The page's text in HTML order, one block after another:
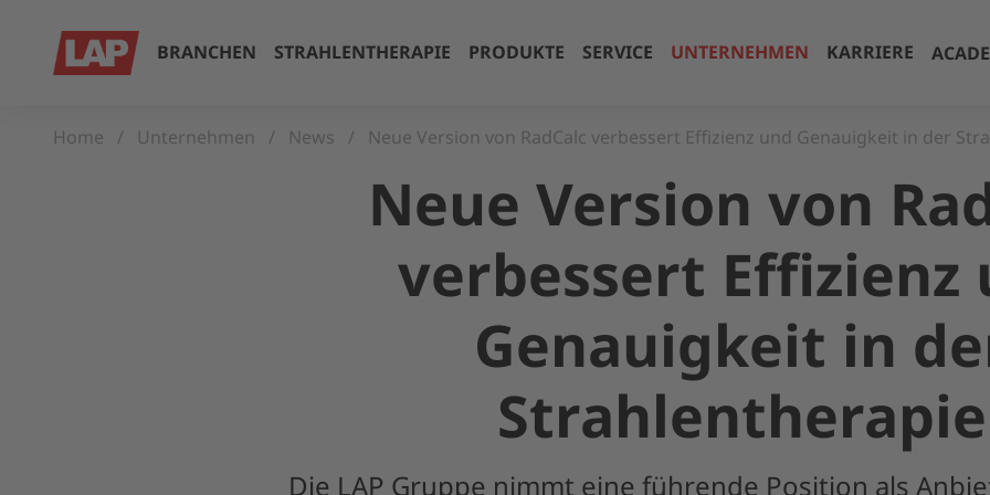
BRANCHEN STRAHLENTHERAPIE PRODUKTE SERVICE UNTERNEHMEN KARRIERE
Home Unternehmen News Neue Version von RadCalc verbessert Effizienz und Genauigkeit in der
Neue Version von
verbessert Effizienz
Genauigkeit in
Strahlentherapie
Die LAP Gruppe nimmt eine führende Position als